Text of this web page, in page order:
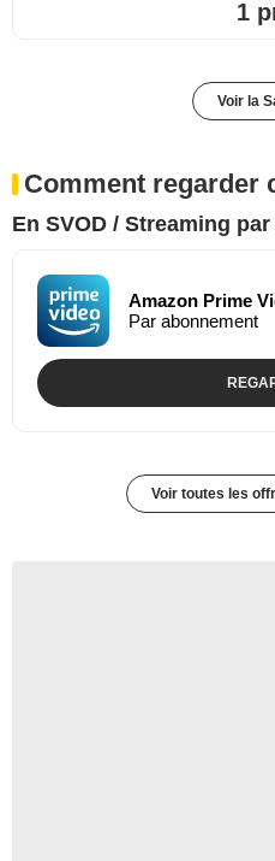
1
Voir la
Comment regarder
En SVOD / Streaming
Amazon Prime
Par abonnement
Voir toutes les